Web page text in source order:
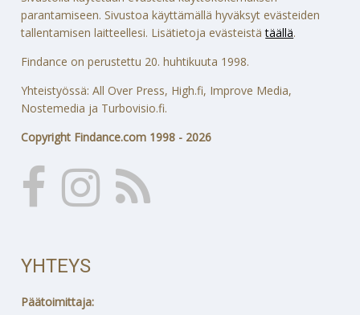
parantamiseen. Sivustoa käyttämällä hyväksyt evästeiden
tallentamisen laitteellesi. Lisätietoja evästeistätäällä.
Findance on perustettu 20. huhtikuuta 1998.
Yhteistyössä: All Over Press, High.fi, Improve Media,
Nostemedia ja Turbovisio.fi.
Copyright Findance.com 1998 - 2026
YHTEYS
Päätoimittaja: